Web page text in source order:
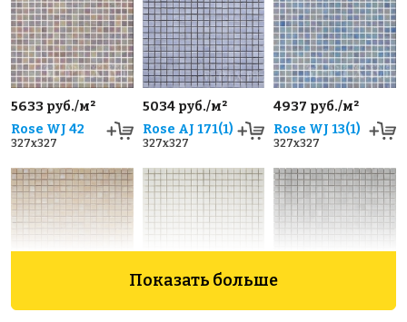
5633 руб./м²
Rose WJ 42
327x327
5034 руб./м²
Rose AJ 171(1)
327x327
4937 руб./м²
Rose WJ 13(1)
327x327
4896 руб./м²
5795 руб./м²
5034 руб./м²
Показать больше